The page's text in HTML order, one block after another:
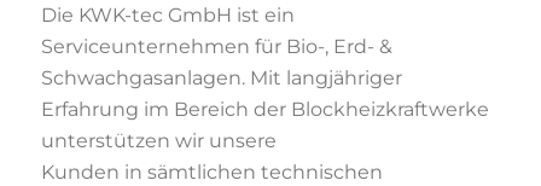
Die KWK-tec GmbH ist ein
Serviceunternehmen für Bio-, Erd- &
Schwachgasanlagen. Mit langjähriger
Erfahrung im Bereich der Blockheizkraftwerke
unterstützen wir unsere
Kunden in sämtlichen technischen